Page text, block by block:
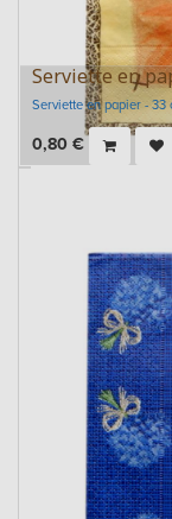
Serviette en
Serviette en papier - 33
0,80 €